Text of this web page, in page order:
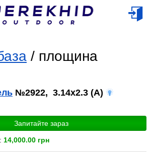
/ площина
№2922, 3.14x2.3 (A)
Запитайте зараз
14,000.00 грн